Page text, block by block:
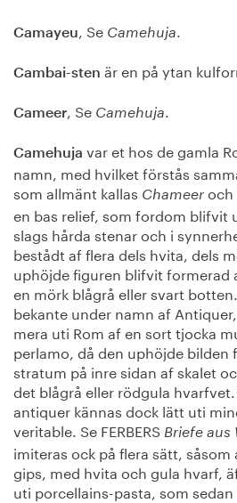
Camayeu, Se Camehuja.
Cambai-sten är en på ytan
Cameer, Se Camehuja.
Camehuja var et hos de gamla
namn, med hvilket förstås
som allmänt kallas Chameer och
en bas relief, som fordom blifvit
slags hårda stenar och i
bestådt af flera dels hvita, dels
uphöjde figuren blifvit formerad
en mörk blågrå eller svart
bekante under namn af
mera uti Rom af en sort tjocka
perlamo, då den uphöjde bilden
stratum på inre sidan af skalet
det blågrå eller rödgula
antiquer kännas dock lätt uti
veritable. Se FERBERS Briefe aus
imiteras ock på flera sätt,
gips, med hvita och gula hvarf,
uti porcellains-pasta, som